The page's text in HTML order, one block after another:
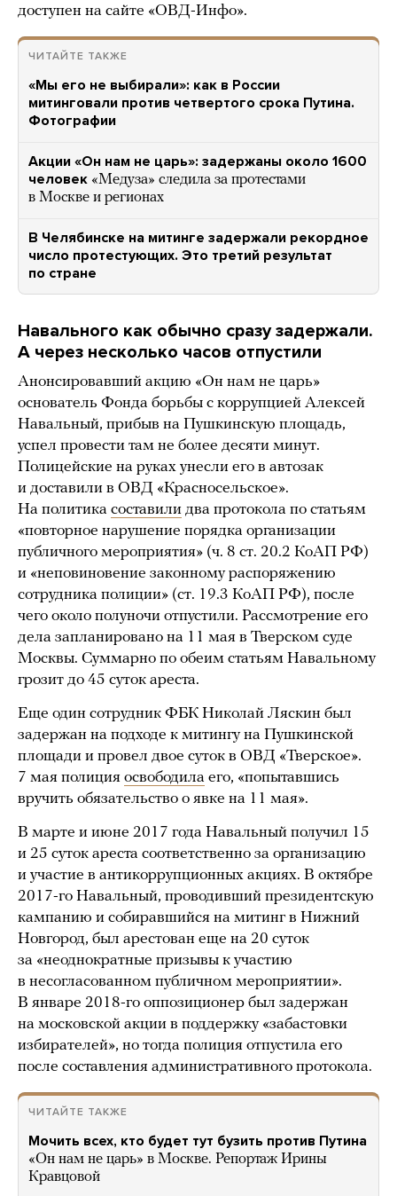
доступен на сайте «ОВД-Инфо».
ЧИТАЙТЕ ТАКЖЕ
«Мы его не выбирали»: как в России
митинговали против четвертого срока Путина.
Фотографии
Акции «Он нам не царь»: задержаны около 1600
человек «Медуза» следила за протестами
в Москве и регионах
В Челябинске на митинге задержали рекордное
число протестующих. Это третий результат
по стране
Навального как обычно сразу задержали.
А через несколько часов отпустили
Анонсировавший акцию «Он нам не царь»
основатель Фонда борьбы с коррупцией Алексей
Навальный, прибыв на Пушкинскую площадь,
успел провести там не более десяти минут.
Полицейские на руках унесли его в автозак
и доставили в ОВД «Красносельское».
На политика составили два протокола по статьям
«повторное нарушение порядка организации
публичного мероприятия» (ч. 8 ст. 20.2 КоАП РФ)
и «неповиновение законному распоряжению
сотрудника полиции» (ст. 19.3 КоАП РФ), после
чего около полуночи отпустили. Рассмотрение его
дела запланировано на 11 мая в Тверском суде
Москвы. Суммарно по обеим статьям Навальному
грозит до 45 суток ареста.
Еще один сотрудник ФБК Николай Ляскин был
задержан на подходе к митингу на Пушкинской
площади и провел двое суток в ОВД «Тверское».
7 мая полиция освободила его, «попытавшись
вручить обязательство о явке на 11 мая».
В марте и июне 2017 года Навальный получил 15
и 25 суток ареста соответственно за организацию
и участие в антикоррупционных акциях. В октябре
2017-го Навальный, проводивший президентскую
кампанию и собиравшийся на митинг в Нижний
Новгород, был арестован еще на 20 суток
за «неоднократные призывы к участию
в несогласованном публичном мероприятии».
В январе 2018-го оппозиционер был задержан
на московской акции в поддержку «забастовки
избирателей», но тогда полиция отпустила его
после составления административного протокола.
ЧИТАЙТЕ ТАКЖЕ
Мочить всех, кто будет тут бузить против Путина
«Он нам не царь» в Москве. Репортаж Ирины
Кравцовой